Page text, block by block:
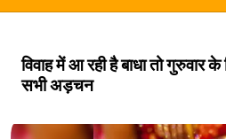
विवाह में आ रही है बाधा तो गुरुवार
सभी अड़चन